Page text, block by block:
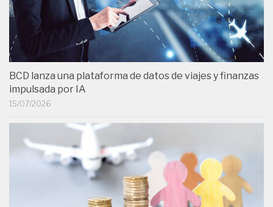
BCD lanza una plataforma de datos de viajes y finanzas
impulsada por IA
15/07/2026